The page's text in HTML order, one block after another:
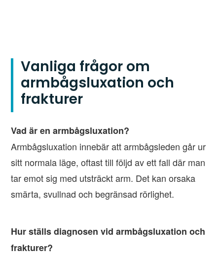
Vanliga frågor om
armbågsluxation och
frakturer
Vad är en armbågsluxation?
Armbågsluxation innebär att armbågsleden går ur
sitt normala läge, oftast till följd av ett fall där man
tar emot sig med utsträckt arm. Det kan orsaka
smärta, svullnad och begränsad rörlighet.
Hur ställs diagnosen vid armbågsluxation och
frakturer?